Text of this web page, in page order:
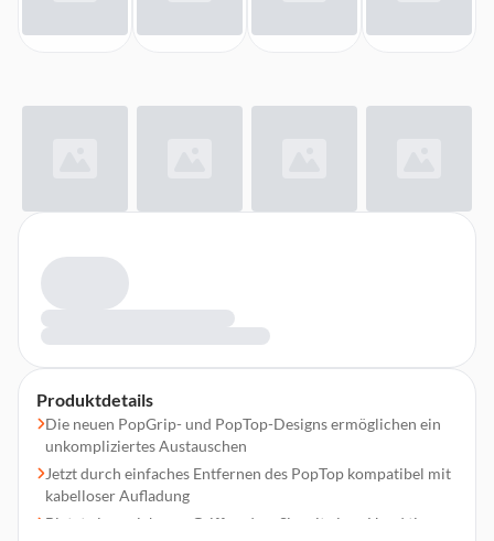
Produktdetails
Die neuen PopGrip- und PopTop-Designs ermöglichen ein
unkompliziertes Austauschen
Jetzt durch einfaches Entfernen des PopTop kompatibel mit
kabelloser Aufladung
Bietet einen sicheren Griff, sodass Sie mit einer Hand tippen,